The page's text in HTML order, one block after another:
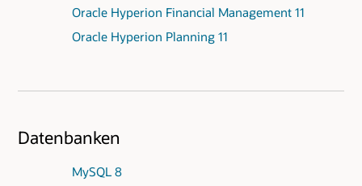
Oracle Hyperion Financial Management 11
Oracle Hyperion Planning 11
Datenbanken
MySQL 8